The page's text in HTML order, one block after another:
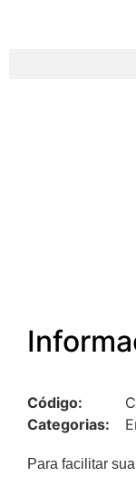
Código:
Categorias:
Para facilitar